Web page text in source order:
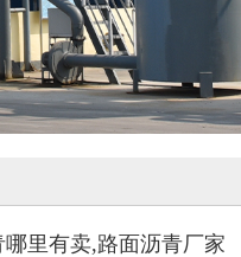
里有卖,路面沥青厂家